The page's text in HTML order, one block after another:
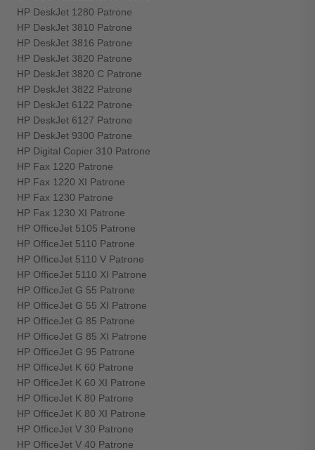
HP DeskJet 1280 Patrone
HP DeskJet 3810 Patrone
HP DeskJet 3816 Patrone
HP DeskJet 3820 Patrone
HP DeskJet 3820 C Patrone
HP DeskJet 3822 Patrone
HP DeskJet 6122 Patrone
HP DeskJet 6127 Patrone
HP DeskJet 9300 Patrone
HP Digital Copier 310 Patrone
HP Fax 1220 Patrone
HP Fax 1220 XI Patrone
HP Fax 1230 Patrone
HP Fax 1230 XI Patrone
HP OfficeJet 5105 Patrone
HP OfficeJet 5110 Patrone
HP OfficeJet 5110 V Patrone
HP OfficeJet 5110 XI Patrone
HP OfficeJet G 55 Patrone
HP OfficeJet G 55 XI Patrone
HP OfficeJet G 85 Patrone
HP OfficeJet G 85 XI Patrone
HP OfficeJet G 95 Patrone
HP OfficeJet K 60 Patrone
HP OfficeJet K 60 XI Patrone
HP OfficeJet K 80 Patrone
HP OfficeJet K 80 XI Patrone
HP OfficeJet V 30 Patrone
HP OfficeJet V 40 Patrone